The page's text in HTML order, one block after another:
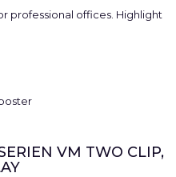
VM TWO CLIP,